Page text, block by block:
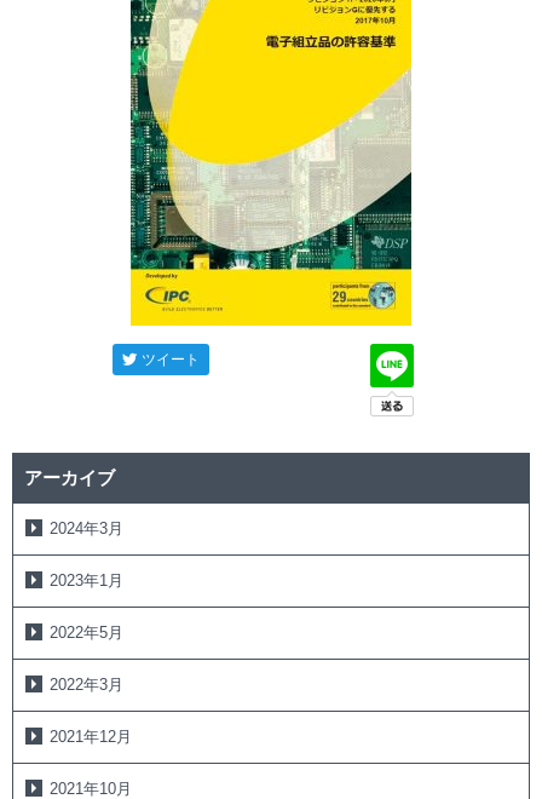
ツイート
アーカイブ
2024年3月
2023年1月
2022年5月
2022年3月
2021年12月
2021年10月